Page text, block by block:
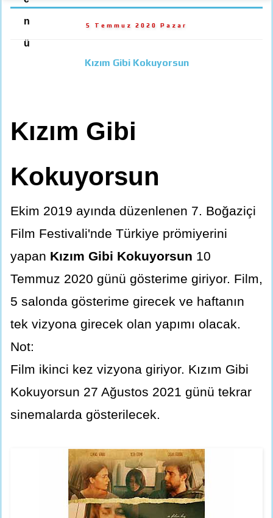
n
ü
5 Temmuz 2020 Pazar
Kızım Gibi Kokuyorsun
Kızım Gibi
Kokuyorsun
Ekim 2019 ayında düzenlenen 7. Boğaziçi
Film Festivali'nde Türkiye prömiyerini
yapan Kızım Gibi Kokuyorsun 10
Temmuz 2020 günü gösterime giriyor. Film,
5 salonda gösterime girecek ve haftanın
tek vizyona girecek olan yapımı olacak.
Not:
Film ikinci kez vizyona giriyor. Kızım Gibi
Kokuyorsun 27 Ağustos 2021 günü tekrar
sinemalarda gösterilecek.